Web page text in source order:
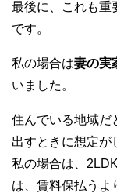
最後に、これも重
です。
私の場合は妻の実
いました。
住んでいる地域だ
出すときに想定が
私の場合は、
は、賃料保払うよ